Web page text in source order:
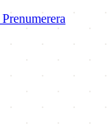
Prenumerera